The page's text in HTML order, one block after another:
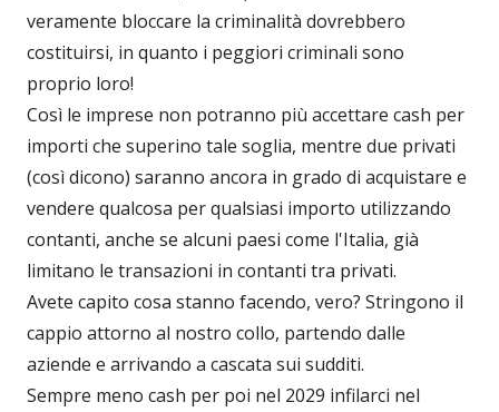
veramente bloccare la criminalità dovrebbero
costituirsi, in quanto i peggiori criminali sono
proprio loro!
Così le imprese non potranno più accettare cash per
importi che superino tale soglia, mentre due privati
(così dicono) saranno ancora in grado di acquistare e
vendere qualcosa per qualsiasi importo utilizzando
contanti, anche se alcuni paesi come l'Italia, già
limitano le transazioni in contanti tra privati.
Avete capito cosa stanno facendo, vero? Stringono il
cappio attorno al nostro collo, partendo dalle
aziende e arrivando a cascata sui sudditi.
Sempre meno cash per poi nel 2029 infilarci nel